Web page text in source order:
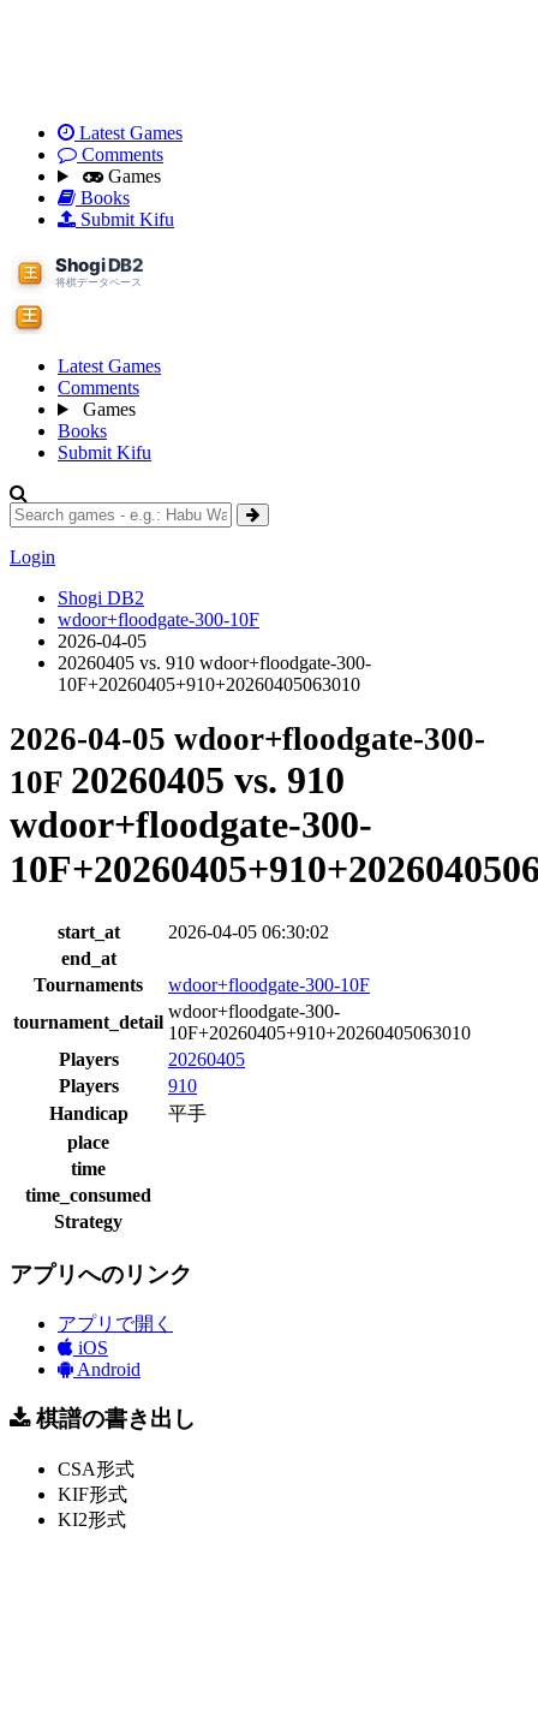
Latest Games
Comments
Games
Books
Submit Kifu
Latest Games
Comments
Games
Books
Submit Kifu
Login
Shogi DB2
wdoor+floodgate-300-10F
2026-04-05
20260405 vs. 910 wdoor+floodgate-300-
10F+20260405+910+20260405063010
2026-04-05 wdoor+floodgate-300-
10F 20260405 vs. 910
wdoor+floodgate-300-
start_at
2026-04-05 06:30:02
end_at
Tournaments
wdoor+floodgate-300-10F
tournament_detail
wdoor+floodgate-300-
10F+20260405+910+20260405063010
Players
20260405
Players
910
Handicap
平手
place
time
time_consumed
Strategy
アプリへのリンク
アプリで開く
iOS
Android
棋譜の書き出し
CSA形式
KIF形式
KI2形式